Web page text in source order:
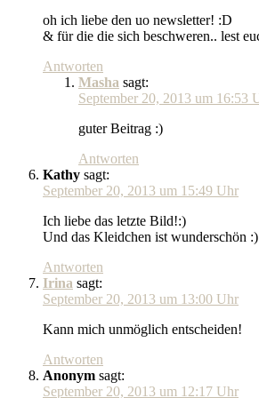
oh ich liebe den uo newsletter! :D
& für die die sich beschweren.. lest
Antworten
Masha sagt:
September 20, 2013 um 16:53
guter Beitrag :)
Antworten
Kathy sagt:
September 20, 2013 um 15:49 Uhr
Ich liebe das letzte Bild!:)
Und das Kleidchen ist wunderschön :)
Antworten
Irina sagt:
September 20, 2013 um 13:00 Uhr
Kann mich unmöglich entscheiden!
Antworten
Anonym sagt:
September 20, 2013 um 12:17 Uhr